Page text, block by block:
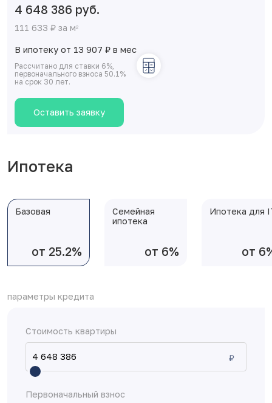
4 648 386 руб.
111 633 ₽ за м2
В ипотеку от 13 907 ₽ в мес
Рассчитано для ставки 6%,
первоначального взноса 50.1%
на срок 30 лет.
Оставить заявку
Ипотека
Базовая
от 25.2%
Семейная
ипотека
от 6%
Ипотека для
от
параметры кредита
Стоимость квартиры
₽
Первоначальный взнос